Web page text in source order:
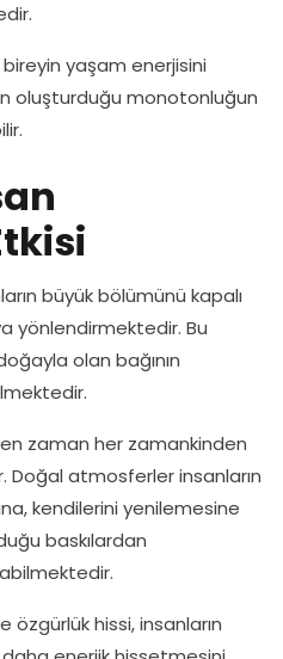
yaşam enerjisini
oluşturduğu monotonluğun
büyük bölümünü kapalı
yönlendirmektedir. Bu
olan bağının
zaman her zamankinden
atmosferler insanların
kendilerini yenilemesine
baskılardan
özgürlük hissi, insanların